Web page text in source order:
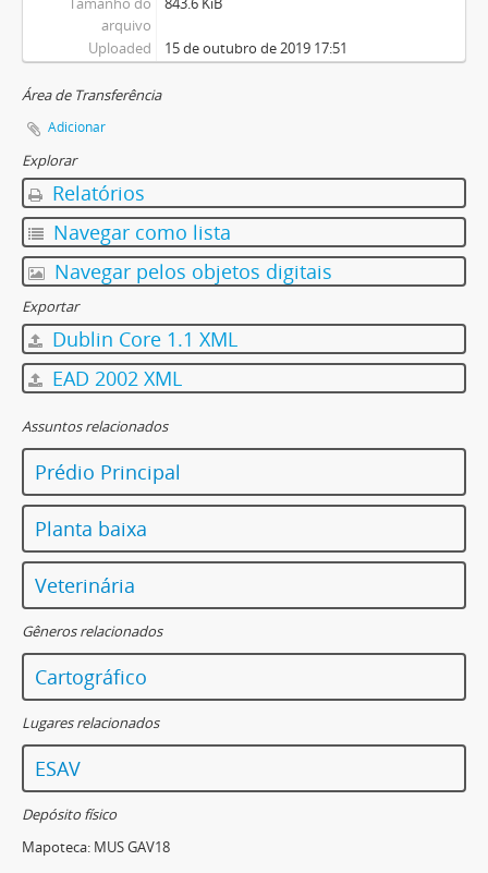
arquivo
Uploaded 15 de outubro de 2019 17:51
Área de Transferência
Adicionar
Explorar
Relatórios
Navegar como lista
Navegar pelos objetos digitais
Exportar
Dublin Core 1.1 XML
EAD 2002 XML
Assuntos relacionados
Prédio Principal
Planta baixa
Veterinária
Gêneros relacionados
Cartográfico
Lugares relacionados
ESAV
Depósito físico
Mapoteca: MUS GAV18